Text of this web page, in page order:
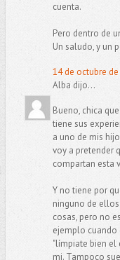
cuenta.
Pero dentro de
Un saludo, y un
14 de octubre
Alba dijo...
Bueno, chica
tiene sus
a uno de mis
voy a pretender
compartan esta
Y no tiene por
ninguno de
cosas, pero no
ejemplo
"límpiate bien el
mi. Tampoco